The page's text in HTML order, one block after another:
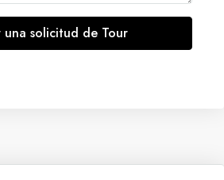
una solicitud de Tour